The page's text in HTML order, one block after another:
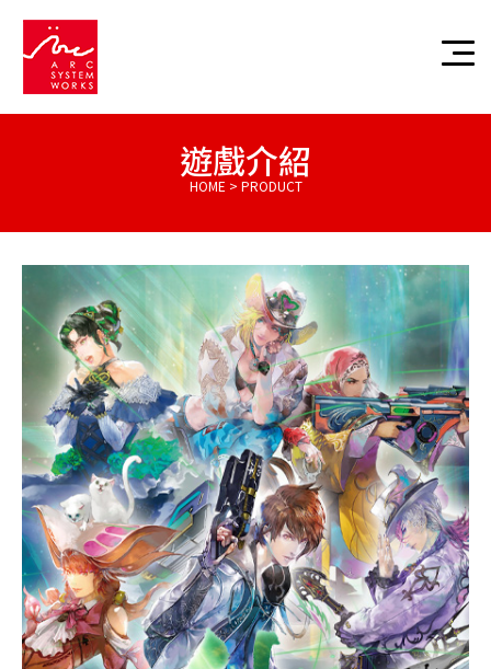
遊戲介紹
HOME > PRODUCT